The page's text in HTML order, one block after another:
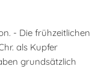
- Die frühzeitlichen
als Kupfer
grundsätzlich